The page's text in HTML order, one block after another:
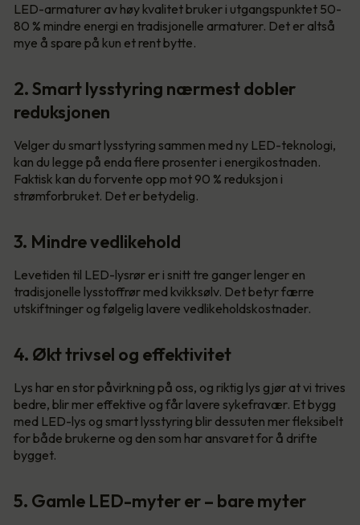
LED-armaturer av høy kvalitet bruker i utgangspunktet 50-
80 % mindre energi en tradisjonelle armaturer. Det er altså
mye å spare på kun et rent bytte.
2. Smart lysstyring nærmest dobler
reduksjonen
Velger du smart lysstyring sammen med ny LED-teknologi,
kan du legge på enda flere prosenter i energikostnaden.
Faktisk kan du forvente opp mot 90 % reduksjon i
strømforbruket. Det er betydelig.
3. Mindre vedlikehold
Levetiden til LED-lysrør er i snitt tre ganger lenger en
tradisjonelle lysstoffrør med kvikksølv. Det betyr færre
utskiftninger og følgelig lavere vedlikeholdskostnader.
4. Økt trivsel og effektivitet
Lys har en stor påvirkning på oss, og riktig lys gjør at vi trives
bedre, blir mer effektive og får lavere sykefravær. Et bygg
med LED-lys og smart lysstyring blir dessuten mer fleksibelt
for både brukerne og den som har ansvaret for å drifte
bygget.
5. Gamle LED-myter er – bare myter